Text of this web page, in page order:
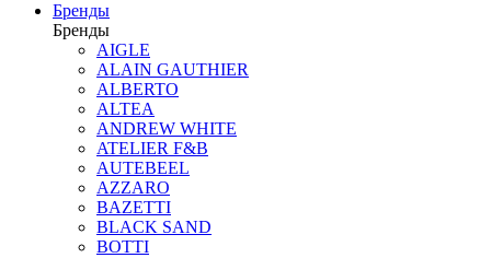
Бренды
Бренды
AIGLE
ALAIN GAUTHIER
ALBERTO
ALTEA
ANDREW WHITE
ATELIER F&B
AUTEBEEL
AZZARO
BAZETTI
BLACK SAND
BOTTI